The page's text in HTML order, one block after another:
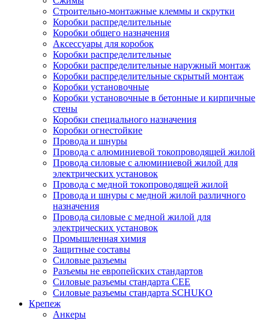
Строительно-монтажные клеммы и скрутки
Коробки распределительные
Коробки общего назначения
Аксессуары для коробок
Коробки распределительные
Коробки распределительные наружный монтаж
Коробки распределительные скрытый монтаж
Коробки установочные
Коробки установочные в бетонные и кирпичные
стены
Коробки специального назначения
Коробки огнестойкие
Провода и шнуры
Провода с алюминиевой токопроводящей жилой
Провода силовые с алюминиевой жилой для
электрических установок
Провода с медной токопроводящей жилой
Провода и шнуры с медной жилой различного
назначения
Провода силовые с медной жилой для
электрических установок
Промышленная химия
Защитные составы
Силовые разъемы
Разъемы не европейских стандартов
Силовые разъемы стандарта CEE
Силовые разъемы стандарта SCHUKO
Крепеж
Анкеры